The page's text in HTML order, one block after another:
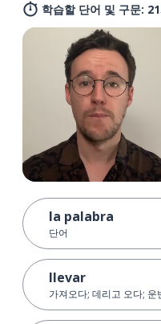
학습할 단어 및 구문:
la palabra
단어
llevar
가져오다; 데리고 오다;